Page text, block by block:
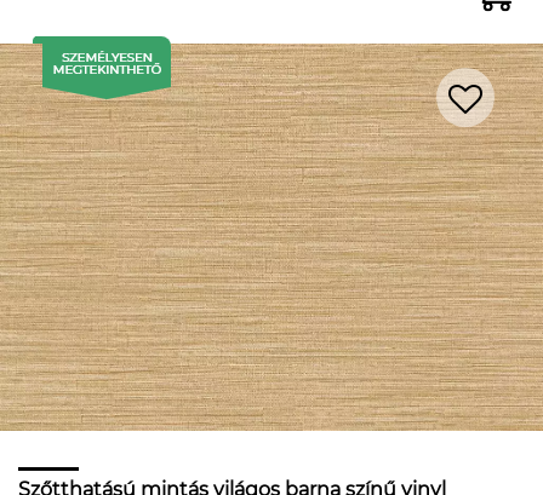
Szőtthatású mintás világos barna színű vinyl